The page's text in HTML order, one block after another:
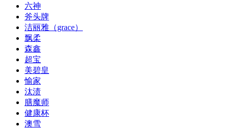
六神
斧头牌
洁丽雅（grace）
飘柔
森鑫
超宝
美碧皇
愉家
汰渍
膳魔师
健康杯
澳雪